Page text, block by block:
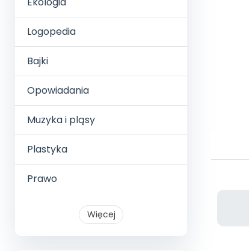
Logopedia
Bajki
Opowiadania
Muzyka i pląsy
Plastyka
Prawo
Więcej